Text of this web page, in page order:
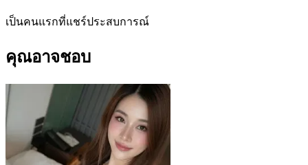
เป็นคนแรกที่แชร์ประสบการณ์
คุณอาจชอบ